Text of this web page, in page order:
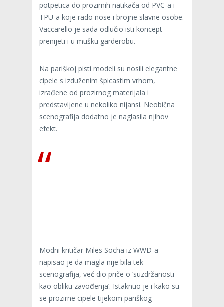
potpetica do prozirnih natikača od PVC-a i
TPU-a koje rado nose i brojne slavne osobe.
Vaccarello je sada odlučio isti koncept
prenijeti i u mušku garderobu.
Na pariškoj pisti modeli su nosili elegantne
cipele s izduženim špicastim vrhom,
izrađene od prozirnog materijala i
predstavljene u nekoliko nijansi. Neobična
scenografija dodatno je naglasila njihov
efekt.
Modni kritičar Miles Socha iz WWD-a
napisao je da magla nije bila tek
scenografija, već dio priče o ‘suzdržanosti
kao obliku zavođenja’. Istaknuo je i kako su
se prozirne cipele tijekom pariškog